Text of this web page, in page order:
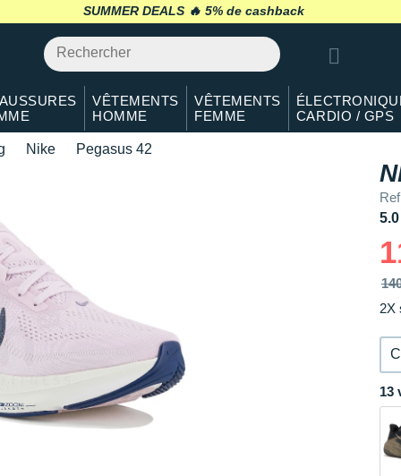
SUMMER DEALS 🔥 retour 30 jours*
VÊTEMENTS
HOMME
VÊTEMENTS
FEMME
CARDIO / GPS
Nike Pegasus 42
5.0
2X
13
36.5 En stock
En stock
En stock
42.5 En stock
43 Il en reste 1 !